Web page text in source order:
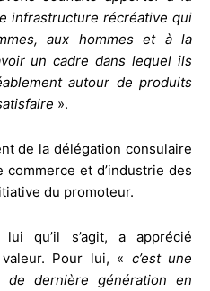
infrastructure récréative qui
aux hommes et à la
un cadre dans lequel ils
autour de produits
».
de la délégation consulaire
et d’industrie des
du promoteur.
qu’il s’agit, a apprécié
Pour lui, « c’est une
dernière génération en